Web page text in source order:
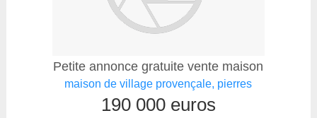
Petite annonce gratuite vente maison
maison de village provençale, pierres
190 000 euros